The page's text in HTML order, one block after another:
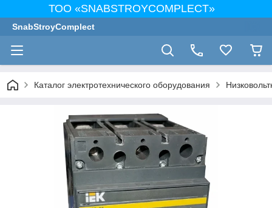
ТОО «SNABSTROYCOMPLECT»
SnabStroyComplect
Каталог электротехнического оборудования